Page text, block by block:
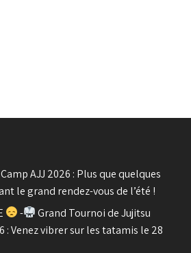
AJJ 2026 : Plus que quelques
le grand rendez-vous de l’été !
-
Grand Tournoi de Jujitsu
: Venez vibrer sur les tatamis le 28